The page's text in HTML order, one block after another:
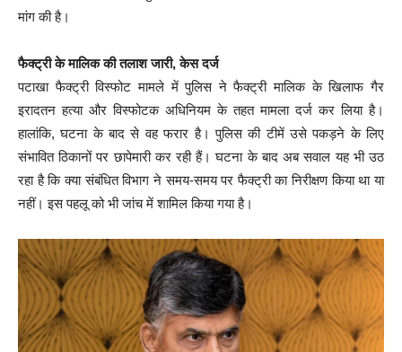
मांग की है।
फैक्ट्री के मालिक की तलाश जारी, केस दर्ज
पटाखा फैक्ट्री विस्फोट मामले में पुलिस ने फैक्ट्री मालिक के खिलाफ गैर
इरादतन हत्या और विस्फोटक अधिनियम के तहत मामला दर्ज कर लिया है।
हालांकि, घटना के बाद से वह फरार है। पुलिस की टीमें उसे पकड़ने के लिए
संभावित ठिकानों पर छापेमारी कर रही हैं। घटना के बाद अब सवाल यह भी उठ
रहा है कि क्या संबंधित विभाग ने समय-समय पर फैक्ट्री का निरीक्षण किया था या
नहीं। इस पहलू को भी जांच में शामिल किया गया है।